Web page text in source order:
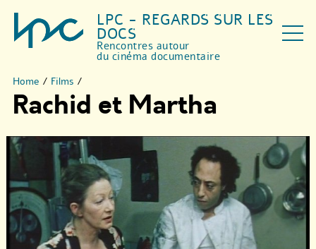
LPC - REGARDS SUR LES
DOCS
Rencontres autour
du cinéma documentaire
Home / Films /
Rachid et Martha